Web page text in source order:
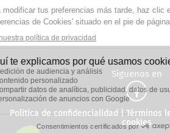
Síguenos en
Politica de confidencialidad Términos
cookies